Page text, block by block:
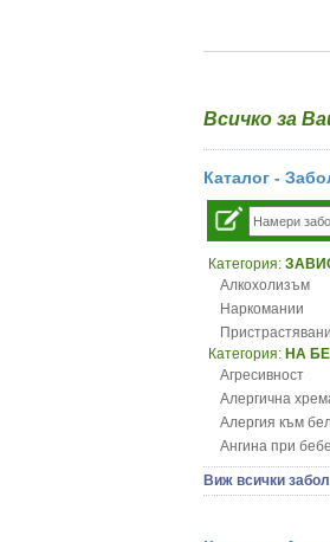
Всичко за
Каталог -
Категория:
Алкохолизъм
Наркомании
Категория: НА
Агресивност
Алергична
Алергия към
Ангина при
Анемия при
Апетит - пълни
Виж всички